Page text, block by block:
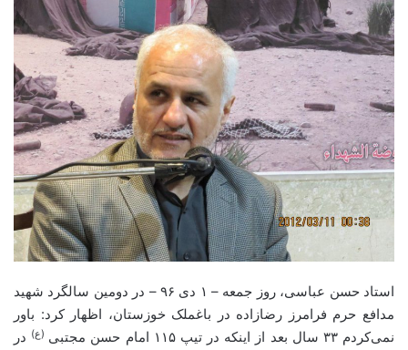
استاد حسن عباسی، روز جمعه – ۱ دی ۹۶ – در دومین سالگرد شهید
مدافع حرم فرامرز رضازاده در باغملک خوزستان، اظهار کرد: باور
نمی‌کردم ۳۳ سال بعد از اینکه در تیپ ۱۱۵ امام حسن مجتبی
(ع) در